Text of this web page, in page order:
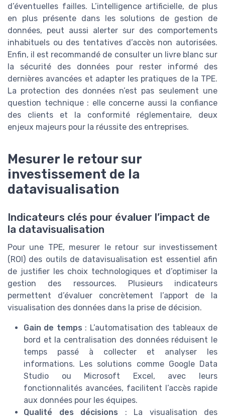
d’éventuelles failles. L’intelligence artificielle, de plus
en plus présente dans les solutions de gestion de
données, peut aussi alerter sur des comportements
inhabituels ou des tentatives d’accès non autorisées.
Enfin, il est recommandé de consulter un livre blanc sur
la sécurité des données pour rester informé des
dernières avancées et adapter les pratiques de la TPE.
La protection des données n’est pas seulement une
question technique : elle concerne aussi la confiance
des clients et la conformité réglementaire, deux
enjeux majeurs pour la réussite des entreprises.
Mesurer le retour sur
investissement de la
datavisualisation
Indicateurs clés pour évaluer l’impact de
la datavisualisation
Pour une TPE, mesurer le retour sur investissement
(ROI) des outils de datavisualisation est essentiel afin
de justifier les choix technologiques et d’optimiser la
gestion des ressources. Plusieurs indicateurs
permettent d’évaluer concrètement l’apport de la
visualisation des données dans la prise de décision.
Gain de temps : L’automatisation des tableaux de
bord et la centralisation des données réduisent le
temps passé à collecter et analyser les
informations. Les solutions comme Google Data
Studio ou Microsoft Excel, avec leurs
fonctionnalités avancées, facilitent l’accès rapide
aux données pour les équipes.
Qualité des décisions : La visualisation des